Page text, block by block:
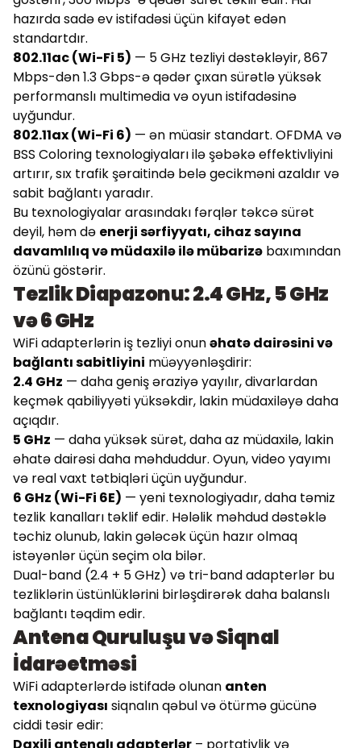
hazırda sadə ev istifadəsi üçün kifayət edən
standartdır.
802.11ac (Wi-Fi 5) — 5 GHz tezliyi dəstəkləyir, 867
Mbps-dən 1.3 Gbps-ə qədər çıxan sürətlə yüksək
performanslı multimedia və oyun istifadəsinə
uyğundur.
802.11ax (Wi-Fi 6) — ən müasir standart. OFDMA və
BSS Coloring texnologiyaları ilə şəbəkə effektivliyini
artırır, sıx trafik şəraitində belə gecikməni azaldır və
sabit bağlantı yaradır.
Bu texnologiyalar arasındakı fərqlər təkcə sürət
deyil, həm də enerji sərfiyyatı, cihaz sayına
davamlılıq və müdaxilə ilə mübarizə baxımından
özünü göstərir.
Tezlik Diapazonu: 2.4 GHz, 5 GHz
və 6 GHz
WiFi adapterlərin iş tezliyi onunəhatə dairəsini və
bağlantı sabitliyini müəyyənləşdirir:
2.4 GHz — daha geniş əraziyə yayılır, divarlardan
keçmək qabiliyyəti yüksəkdir, lakin müdaxiləyə daha
açıqdır.
5 GHz — daha yüksək sürət, daha az müdaxilə, lakin
əhatə dairəsi daha məhduddur. Oyun, video yayımı
və real vaxt tətbiqləri üçün uyğundur.
6 GHz (Wi-Fi 6E) — yeni texnologiyadır, daha təmiz
tezlik kanalları təklif edir. Hələlik məhdud dəstəklə
təchiz olunub, lakin gələcək üçün hazır olmaq
istəyənlər üçün seçim ola bilər.
Dual-band (2.4 + 5 GHz) və tri-band adapterlər bu
tezliklərin üstünlüklərini birləşdirərək daha balanslı
bağlantı təqdim edir.
Antena Quruluşu və Siqnal
İdarəetməsi
WiFi adapterlərdə istifadə olunan anten
texnologiyası siqnalın qəbul və ötürmə gücünə
ciddi təsir edir: